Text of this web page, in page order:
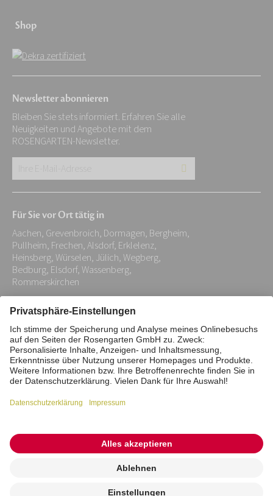
Shop
Newsletter abonnieren
Bleiben Sie stets informiert. Erfahren Sie alle
Neuigkeiten und Angebote mit dem
ROSENGARTEN-Newsletter.
E-
Adresse:
*
Für Sie vor Ort tätig in
Aachen, Grevenbroich, Dormagen, Bergheim,
Pullheim, Frechen, Alsdorf, Erklelenz,
Heinsberg, Würselen, Jülich, Wegberg,
Bedburg, Elsdorf, Wassenberg,
Rommerskirchen
Impressum Datenschutz
Stiftung
Interne Meldestelle
Zahlungsmittel
Barrierefreiheitserklärung
Vertrag widerrufen
© 2026 ROSENGARTEN-Tierbestattung